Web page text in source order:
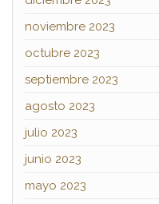
noviembre 2023
octubre 2023
septiembre 2023
agosto 2023
julio 2023
junio 2023
mayo 2023